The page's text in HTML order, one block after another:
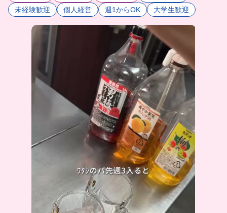
未経験歓迎
個人経営 週1からOK 大学生歓迎